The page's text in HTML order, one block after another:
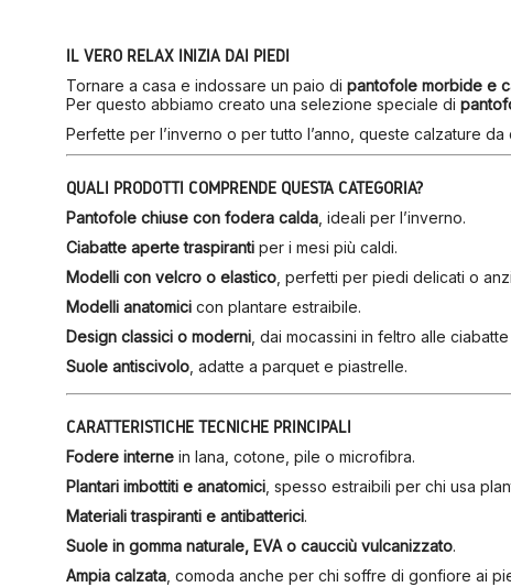
IL VERO RELAX INIZIA DAI PIEDI
Tornare a casa e indossare un paio di pantofole morbide e
Per questo abbiamo creato una selezione speciale di
Perfette per l’inverno o per tutto l’anno, queste calzature
QUALI PRODOTTI COMPRENDE QUESTA CATEGORIA?
Pantofole chiuse con fodera calda, ideali per l’inverno.
Ciabatte aperte traspiranti per i mesi più caldi.
Modelli con velcro o elastico, perfetti per piedi delicati o
Modelli anatomici con plantare estraibile.
Design classici o moderni, dai mocassini in feltro alle
Suole antiscivolo, adatte a parquet e piastrelle.
CARATTERISTICHE TECNICHE PRINCIPALI
Fodere interne in lana, cotone, pile o microfibra.
Plantari imbottiti e anatomici, spesso estraibili per chi usa
Materiali traspiranti e antibatterici.
Suole in gomma naturale, EVA o caucciù vulcanizzato.
Ampia calzata, comoda anche per chi soffre di gonfiore ai